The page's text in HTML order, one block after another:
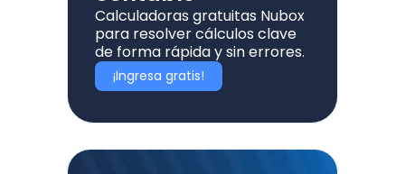
Calculadoras gratuitas Nubox
para resolver cálculos clave
de forma rápida y sin errores.
¡Ingresa gratis!